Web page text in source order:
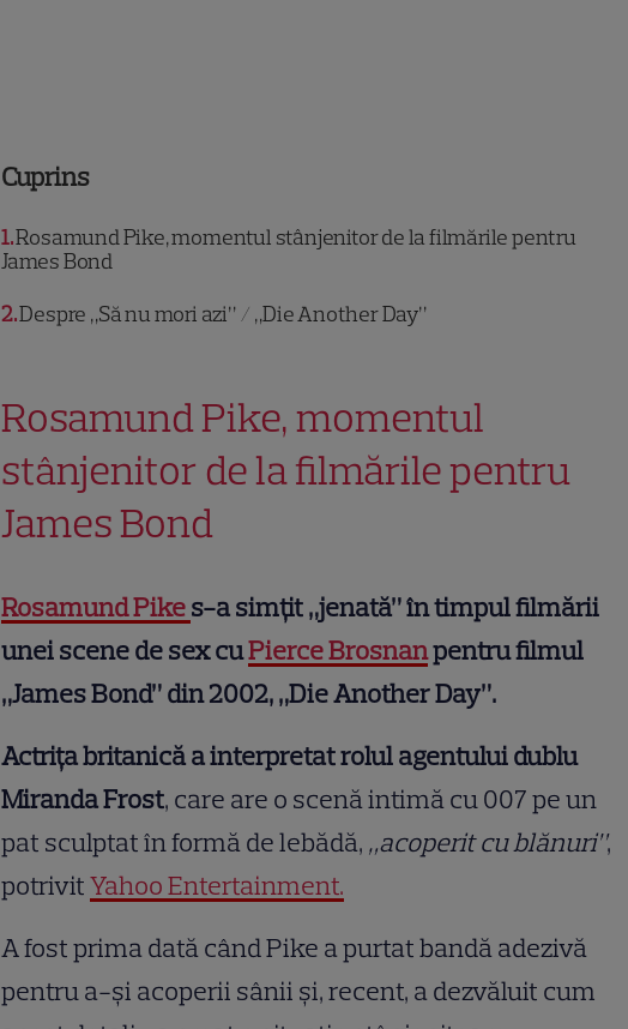
Cuprins
1Rosamund Pike, momentul stânjenitor de la filmările pentru
James Bond
2Despre „Să nu mori azi” / „Die Another Day”
Rosamund Pike, momentul
stânjenitor de la filmările pentru
James Bond
Rosamund Pikes-a simțit „jenată” în timpul filmării
unei scene de sex cuPierce Brosnanpentru filmul
„James Bond” din 2002, „Die Another Day”.
Actrița britanică a interpretat rolul agentului dublu
Miranda Frost, care are o scenă intimă cu 007 pe un
pat sculptat în formă de lebădă, „acoperit cu blănuri”,
potrivitYahoo Entertainment.
A fost prima dată când Pike a purtat bandă adezivă
pentru a-și acoperii sânii și, recent, a dezvăluit cum